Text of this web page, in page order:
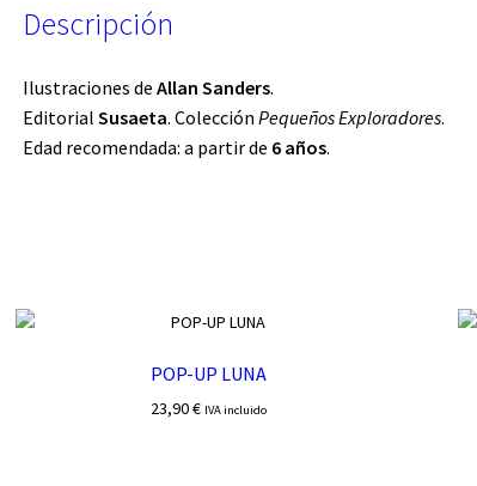
Descripción
Ilustraciones de Allan Sanders.
Editorial Susaeta. Colección Pequeños Exploradores.
Edad recomendada: a partir de 6 años.
POP-UP LUNA
23,90€ IVA incluido